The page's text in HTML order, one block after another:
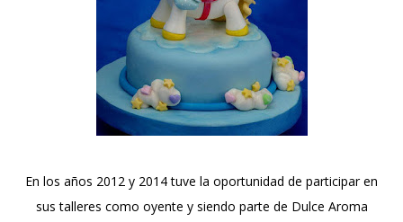
En los años 2012 y 2014 tuve la oportunidad de participar en
sus talleres como oyente y siendo parte de Dulce Aroma